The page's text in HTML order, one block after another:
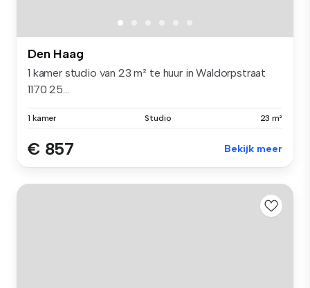
Den Haag
1 kamer studio van 23 m² te huur in Waldorpstraat
1170 25...
1 kamer Studio 23 m²
€ 857 Bekijk meer